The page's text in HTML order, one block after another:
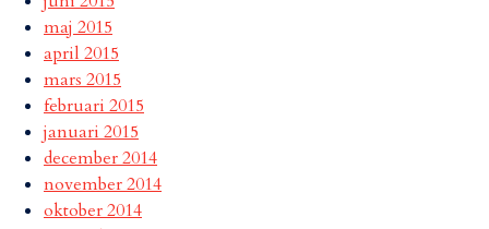
maj 2015
april 2015
mars 2015
februari 2015
januari 2015
december 2014
november 2014
oktober 2014